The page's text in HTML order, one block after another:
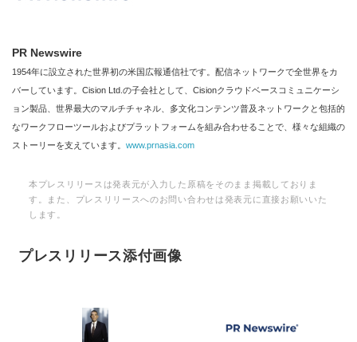
PR Newswire
1954年に設立された世界初の米国広報通信社です。配信ネットワークで全世界をカ
バーしています。Cision Ltd.の子会社として、Cisionクラウドベースコミュニケーシ
ョン製品、世界最大のマルチチャネル、多文化コンテンツ普及ネットワークと包括的
なワークフローツールおよびプラットフォームを組み合わせることで、様々な組織の
ストーリーを支えています。 www.prnasia.com
本プレスリリースは発表元が入力した原稿をそのまま掲載しておりま
す。また、プレスリリースへのお問い合わせは発表元に直接お願いいた
します。
プレスリリース添付画像